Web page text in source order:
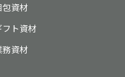
包資材
フト資材
務資材